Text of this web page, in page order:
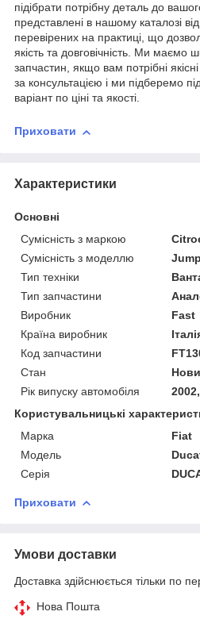
підібрати потрібну деталь до
представлені в нашому каталозі
перевірених на практиці, що
якість та довговічність. Ми маємо
запчастин, якщо вам потрібні
за консультацією і ми підберемо
варіант по ціні та якості.
Приховати
Характеристики
Основні
Сумісність з маркою
Сумісність з моделлю
Тип техніки
Тип запчастини
Виробник
Fast
Країна виробник
Код запчастини
Стан
Рік випуску автомобіля
Користувальницькі
Марка
Fiat
Модель
Серія
Приховати
Умови доставки
Доставка здійснюється тільки по
Нова Пошта